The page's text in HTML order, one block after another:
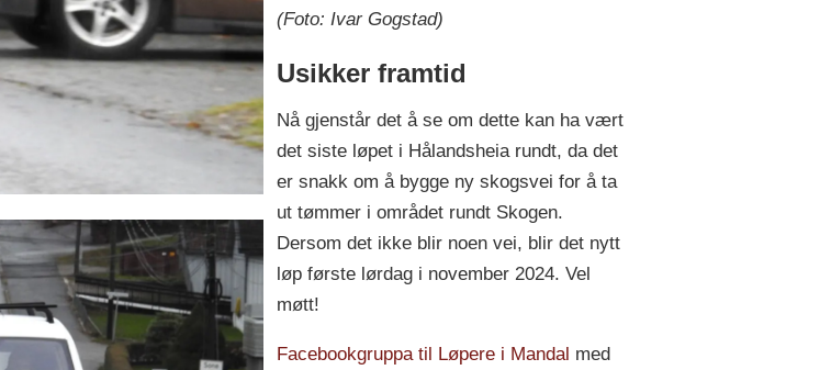
(Foto: Ivar Gogstad)
Usikker framtid
Nå gjenstår det å se om dette kan ha vært
det siste løpet i Hålandsheia rundt, da det
er snakk om å bygge ny skogsvei for å ta
ut tømmer i området rundt Skogen.
Dersom det ikke blir noen vei, blir det nytt
løp første lørdag i november 2024. Vel
møtt!
Facebookgruppa til Løpere i Mandal med